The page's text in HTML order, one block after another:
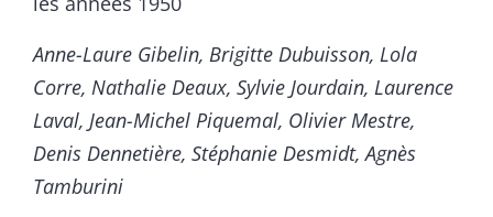
Anne-Laure Gibelin, Brigitte Dubuisson, Lola
Corre, Nathalie Deaux, Sylvie Jourdain, Laurence
Laval, Jean-Michel Piquemal, Olivier Mestre,
Denis Dennetière, Stéphanie Desmidt, Agnès
Tamburini